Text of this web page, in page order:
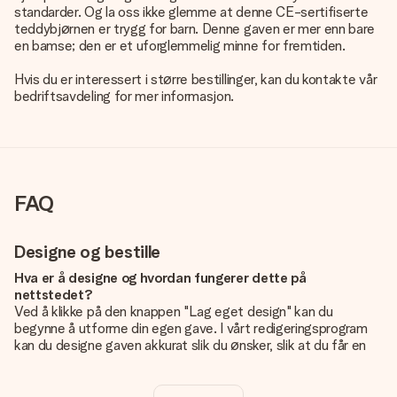
standarder. Og la oss ikke glemme at denne CE-sertifiserte
teddybjørnen er trygg for barn. Denne gaven er mer enn bare
en bamse; den er et uforglemmelig minne for fremtiden.
Hvis du er interessert i større bestillinger, kan du kontakte vår
bedriftsavdeling for mer informasjon.
FAQ
Designe og bestille
Hva er å designe og hvordan fungerer dette på
nettstedet?
Ved å klikke på den knappen "Lag eget design" kan du
begynne å utforme din egen gave. I vårt redigeringsprogram
kan du designe gaven akkurat slik du ønsker, slik at du får en